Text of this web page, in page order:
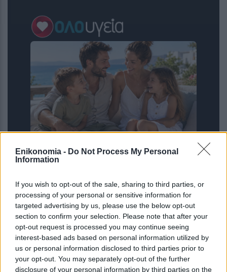
Enikonomia - Do Not Process My Personal
Information
If you wish to opt-out of the sale, sharing to third parties, or
processing of your personal or sensitive information for
targeted advertising by us, please use the below opt-out
section to confirm your selection. Please note that after your
opt-out request is processed you may continue seeing
interest-based ads based on personal information utilized by
us or personal information disclosed to third parties prior to
your opt-out. You may separately opt-out of the further
disclosure of your personal information by third parties on the
Ο αριθμός των παιδιών που έχετε
μπορεί να δείξει πόσο θα ζήσετε –